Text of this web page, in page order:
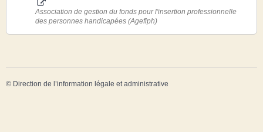
Association de gestion du fonds pour l'insertion professionnelle
des personnes handicapées (Agefiph)
© Direction de l’information légale et administrative